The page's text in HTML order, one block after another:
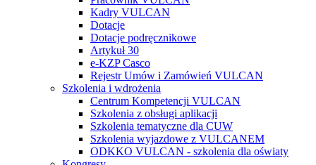
Kadry VULCAN
Dotacje
Dotacje podręcznikowe
Artykuł 30
e-KZP Casco
Rejestr Umów i Zamówień VULCAN
Szkolenia i wdrożenia
Centrum Kompetencji VULCAN
Szkolenia z obsługi aplikacji
Szkolenia tematyczne dla CUW
Szkolenia wyjazdowe z VULCANEM
ODKKO VULCAN - szkolenia dla oświaty